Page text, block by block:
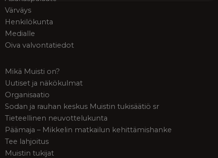
Värväys
Henkilökunta
Medialle
Oiva valvontatiedot
Mikä Muisti on?
Uutiset ja näkökulmat
Organisaatio
Sodan ja rauhan keskus Muistin tukisäätiö sr
Tieteellinen neuvottelukunta
Päämaja – Mikkelin matkailun kehittämishanke
Tee lahjoitus
Muistin tukijat